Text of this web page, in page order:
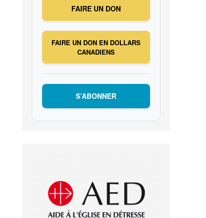
FAIRE UN DON
FAIRE UN DON EN DOLLARS
CANADIENS
S’ABONNER